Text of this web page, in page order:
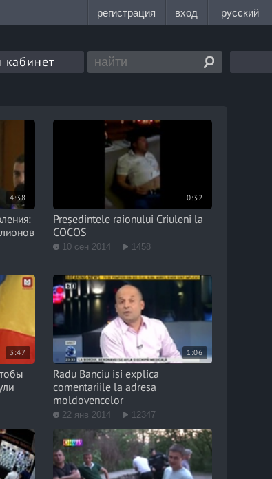
кабинет
4:38 0:32
Președintele raionului Criuleni la
COCOS
10 сен 2014 1458
3:47 1:06
Radu Banciu isi explica
comentariile la adresa
moldovencelor
22 янв 2014 12347